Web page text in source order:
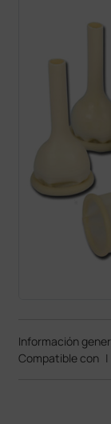
Información
Compatible con |